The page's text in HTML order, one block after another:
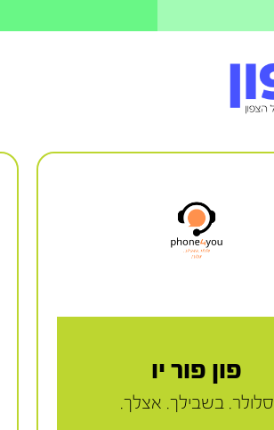
פון פור יו
סלולר. בשבילך. אצלך.